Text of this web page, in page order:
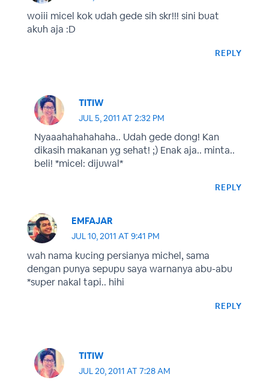
woiii micel kok udah gede sih skr!!! sini buat
akuh aja :D
REPLY
TITIW
JUL 5, 2011 AT 2:32 PM
Nyaaahahahahaha.. Udah gede dong! Kan
dikasih makanan yg sehat! ;) Enak aja.. minta..
beli! *micel: dijuwal*
REPLY
EMFAJAR
JUL 10, 2011 AT 9:41 PM
wah nama kucing persianya michel, sama
dengan punya sepupu saya warnanya abu-abu
*super nakal tapi.. hihi
REPLY
TITIW
JUL 20, 2011 AT 7:28 AM